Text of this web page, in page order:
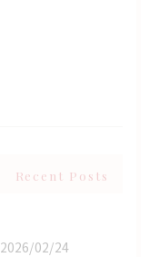
Recent Posts
2026/02/24